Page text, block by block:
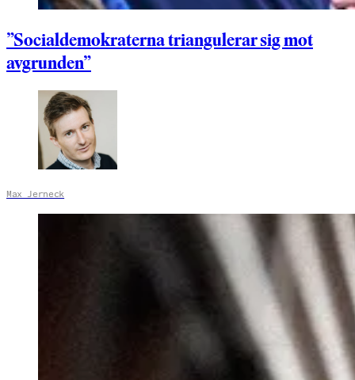
”Socialdemokraterna triangulerar sig mot
avgrunden”
Max Jerneck